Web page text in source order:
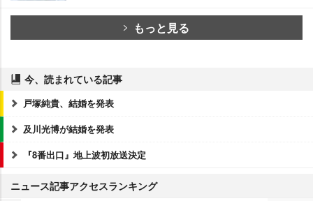
もっと見る
今、読まれている記事
戸塚純貴、結婚を発表
及川光博が結婚を発表
『8番出口』地上波初放送決定
ニュース記事アクセスランキング